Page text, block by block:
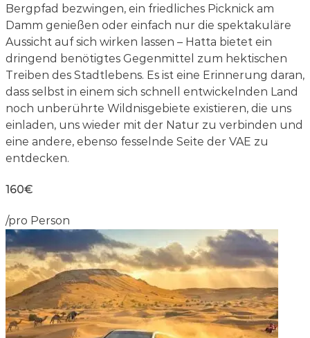
Bergpfad bezwingen, ein friedliches Picknick am
Damm genießen oder einfach nur die spektakuläre
Aussicht auf sich wirken lassen – Hatta bietet ein
dringend benötigtes Gegenmittel zum hektischen
Treiben des Stadtlebens. Es ist eine Erinnerung daran,
dass selbst in einem sich schnell entwickelnden Land
noch unberührte Wildnisgebiete existieren, die uns
einladen, uns wieder mit der Natur zu verbinden und
eine andere, ebenso fesselnde Seite der VAE zu
entdecken.
160€
/pro Person